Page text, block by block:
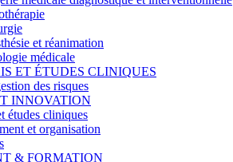
et réanimation
médicale
ET ÉTUDES CLINIQUES
des risques
INNOVATION
études cliniques
et organisation
& FORMATION